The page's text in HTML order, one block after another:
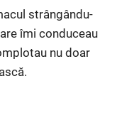
strângându-
îmi conduceau
nu doar